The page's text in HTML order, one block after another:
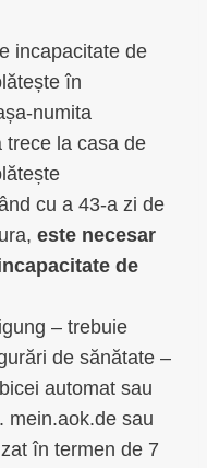
incapacitate de
în
numita
trece la casa de
cu a 43-a zi de
este necesar
de
– trebuie
de sănătate –
automat sau
mein.aok.de sau
în termen de 7